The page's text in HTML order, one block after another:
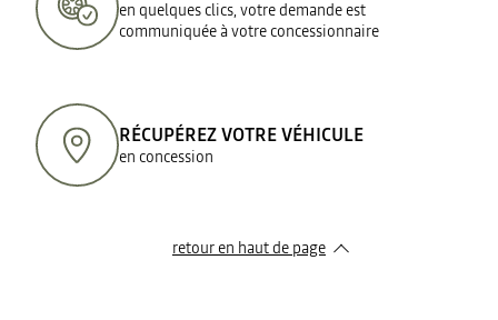
en quelques clics, votre demande est
communiquée à votre concessionnaire
RÉCUPÉREZ VOTRE VÉHICULE
en concession
retour en haut de page​